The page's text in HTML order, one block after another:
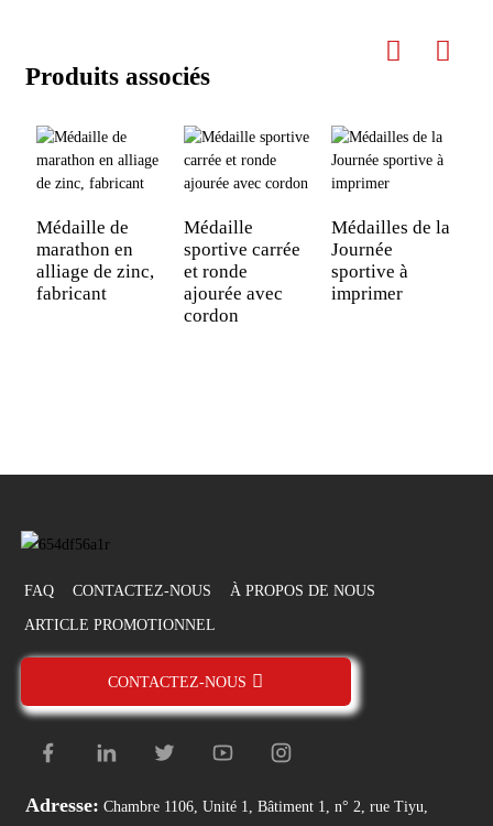
Produits associés
Médaille de
marathon en
alliage de zinc,
fabricant
Médaille
sportive carrée
et ronde
ajourée avec
cordon
Médailles de la
Journée
sportive à
imprimer
FAQ CONTACTEZ-NOUS À PROPOS DE NOUS
ARTICLE PROMOTIONNEL
CONTACTEZ-NOUS
Adresse: Chambre 1106, Unité 1, Bâtiment 1, n° 2, rue Tiyu,